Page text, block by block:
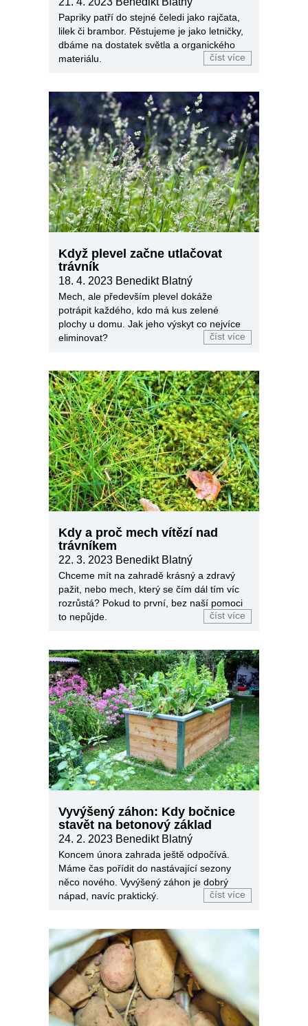
Papriky patří do stejné čeledi jako rajčata,
lilek či brambor. Pěstujeme je jako letničky,
dbáme na dostatek světla a organického
materiálu.
číst více
Když plevel začne utlačovat
trávník
18. 4. 2023 Benedikt Blatný
Mech, ale především plevel dokáže
potrápit každého, kdo má kus zelené
plochy u domu. Jak jeho výskyt co nejvíce
eliminovat?
číst více
Kdy a proč mech vítězí nad
trávníkem
22. 3. 2023 Benedikt Blatný
Chceme mít na zahradě krásný a zdravý
pažit, nebo mech, který se čím dál tím víc
rozrůstá? Pokud to první, bez naší pomoci
to nepůjde.
číst více
Vyvýšený záhon: Kdy bočnice
stavět na betonový základ
24. 2. 2023 Benedikt Blatný
Koncem února zahrada ještě odpočívá.
Máme čas pořídit do nastávající sezony
něco nového. Vyvýšený záhon je dobrý
nápad, navíc praktický.
číst více